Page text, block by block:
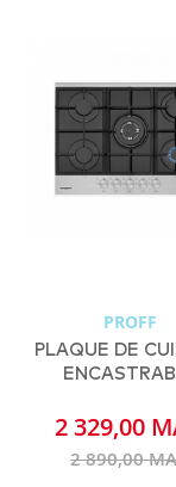
PROFF
PLAQUE DE
2 329,00
2 890,00